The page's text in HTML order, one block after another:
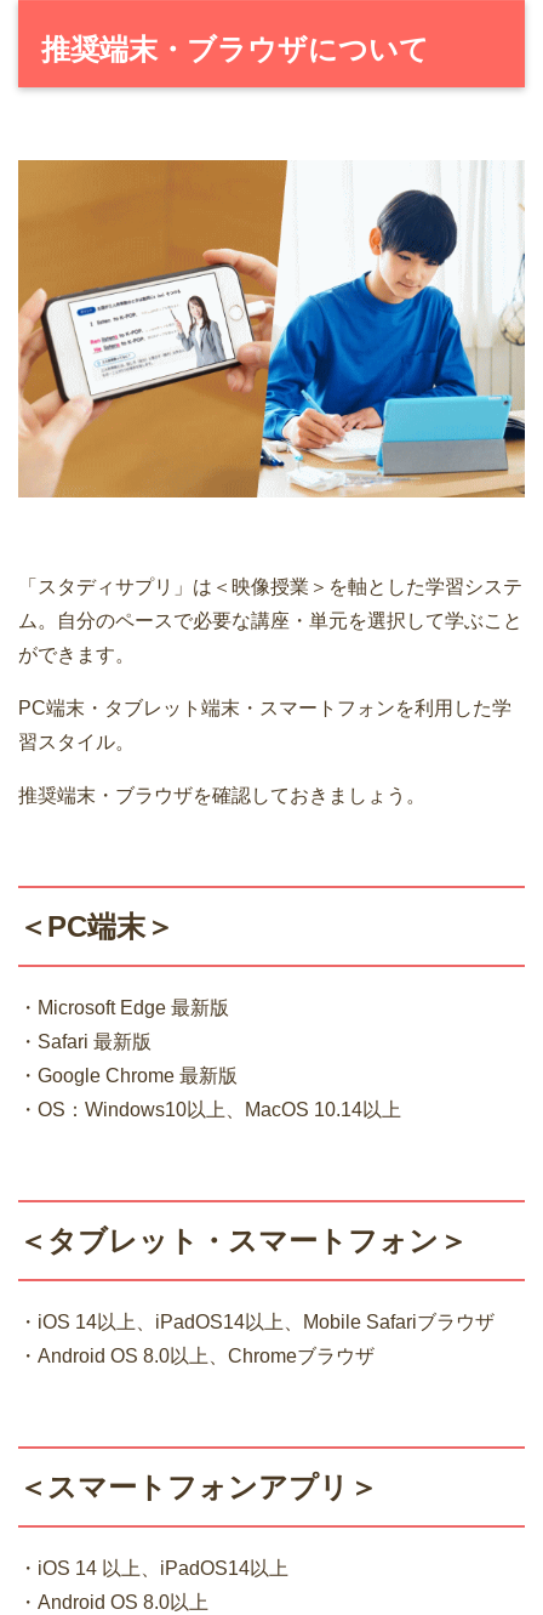
推奨端末・ブラウザについて
「スタディサプリ」は＜映像授業＞を軸とした学習システ
ム。自分のペースで必要な講座・単元を選択して学ぶこと
ができます。
PC端末・タブレット端末・スマートフォンを利用した学
習スタイル。
推奨端末・ブラウザを確認しておきましょう。
＜PC端末＞
・Microsoft Edge 最新版
・Safari 最新版
・Google Chrome 最新版
・OS：Windows10以上、MacOS 10.14以上
＜タブレット・スマートフォン＞
・iOS 14以上、iPadOS14以上、Mobile Safariブラウザ
・Android OS 8.0以上、Chromeブラウザ
＜スマートフォンアプリ＞
・iOS 14 以上、iPadOS14以上
・Android OS 8.0以上